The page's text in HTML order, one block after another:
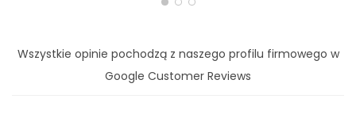
Wszystkie opinie pochodzą z naszego profilu firmowego w
Google Customer Reviews